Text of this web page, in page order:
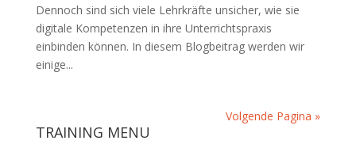
Dennoch sind sich viele Lehrkräfte unsicher, wie sie
digitale Kompetenzen in ihre Unterrichtspraxis
einbinden können. In diesem Blogbeitrag werden wir
einige...
Volgende Pagina »
TRAINING MENU